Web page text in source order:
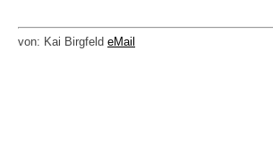
von: Kai Birgfeld eMail